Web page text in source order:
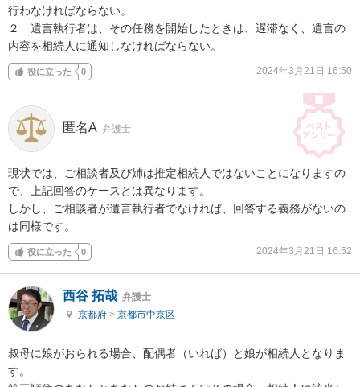
行わなければならない。
２　遺言執行者は、その任務を開始したときは、遅滞なく、遺言の
内容を相続人に通知しなければならない。
役に立った 0 2024年3月21日 16:50
匿名A 弁護士
現状では、ご相談者及び姉は推定相続人ではないことになりますの
で、上記回答のケースとは異なります。
しかし、ご相談者が遺言執行者でなければ、回答する義務がないの
は同様です。
役に立った 0 2024年3月21日 16:52
西谷 拓哉 弁護士
京都府 > 京都市中京区
叔母に娘がおられる場合、配偶者（いれば）と娘が相続人となりま
す。